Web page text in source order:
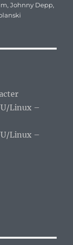
,Johnny Depp,
Linux –
Linux –